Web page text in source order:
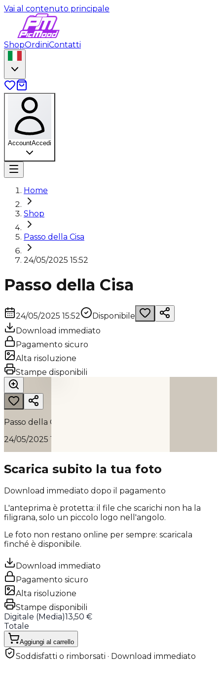
Vai al contenuto principale
ShopOrdiniContatti
AccountAccedi
Home
Shop
Passo della Cisa
24/05/2025 15:52
Passo della Cisa
24/05/2025 15:52
Disponibile
Download immediato
Pagamento sicuro
Alta risoluzione
Stampe disponibili
Passo della Cisa
24/05/2025 15:52
Scarica subito la tua foto
Download immediato dopo il pagamento
L'anteprima è protetta: il file che scarichi non ha la
filigrana, solo un piccolo logo nell'angolo.
Le foto non restano online per sempre: scaricala
finché è disponibile.
Download immediato
Pagamento sicuro
Alta risoluzione
Stampe disponibili
Digitale (Media)13,50 €
Totale
Aggiungi al carrello
Soddisfatti o rimborsati · Download immediato